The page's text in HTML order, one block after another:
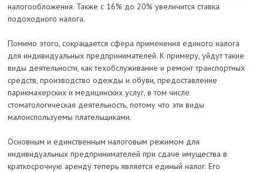
налогообложения. Также с 16% до 20% увеличится ставка
подоходного налога.
Помимо этого, сокращается сфера применения единого налога
для индивидуальных предпринимателей. К примеру, уйдут такие
виды деятельности, как техобслуживание и ремонт транспортных
средств, производство одежды и обуви, предоставление
парикмахерских и медицинских услуг, в том числе
стоматологическая деятельность, потому что эти виды
малоиспользуемы плательщиками.
Основным и единственным налоговым режимом для
индивидуальных предпринимателей при сдаче имущества в
краткосрочную аренду теперь является единый налог. Его